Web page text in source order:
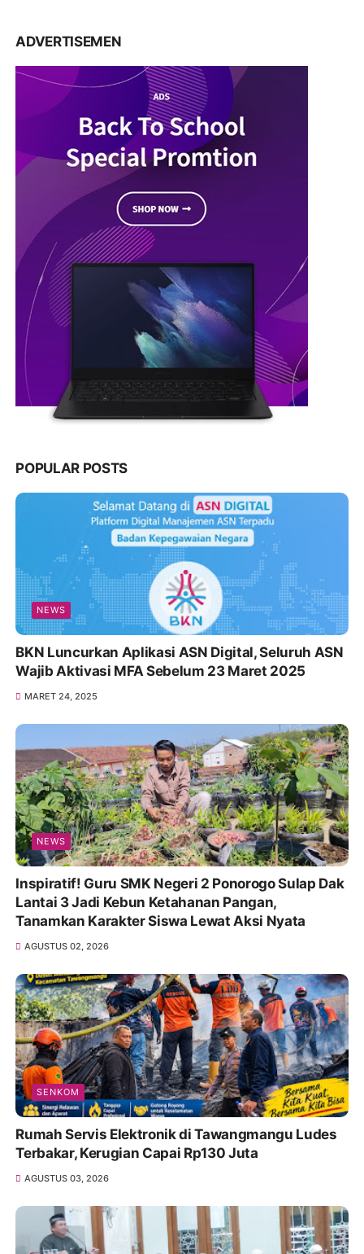
ADVERTISEMEN
POPULAR POSTS
NEWS
BKN Luncurkan Aplikasi ASN Digital, Seluruh ASN
Wajib Aktivasi MFA Sebelum 23 Maret 2025
MARET 24, 2025
NEWS
Inspiratif! Guru SMK Negeri 2 Ponorogo Sulap Dak
Lantai 3 Jadi Kebun Ketahanan Pangan,
Tanamkan Karakter Siswa Lewat Aksi Nyata
AGUSTUS 02, 2026
SENKOM
Rumah Servis Elektronik di Tawangmangu Ludes
Terbakar, Kerugian Capai Rp130 Juta
AGUSTUS 03, 2026